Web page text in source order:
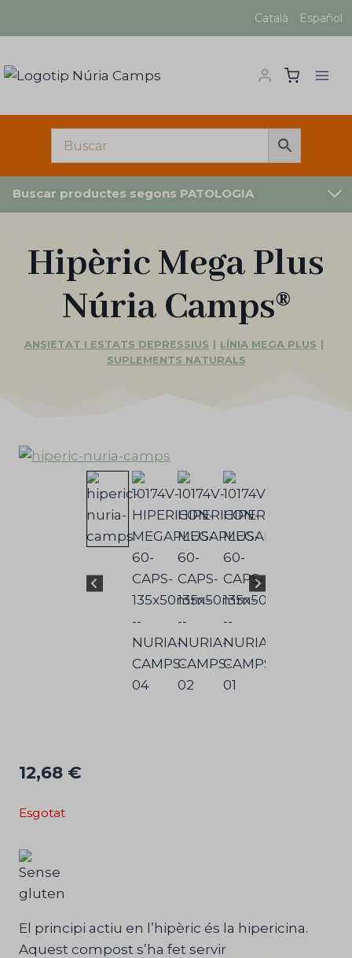
Català Español
Buscar productes segons PATOLOGIA
Hipèric Mega Plus
Núria Camps®
ANSIETAT I ESTATS DEPRESSIUS LÍNIA MEGA PLUS
SUPLEMENTS NATURALS
12,68 €
Esgotat
El principi actiu en l’hipèric és la hipericina.
Aquest compost s’ha fet servir